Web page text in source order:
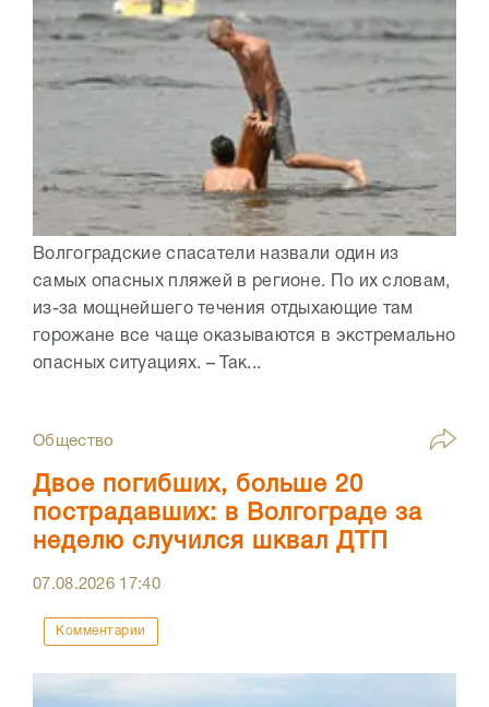
Волгоградские спасатели назвали один из
самых опасных пляжей в регионе. По их словам,
из-за мощнейшего течения отдыхающие там
горожане все чаще оказываются в экстремально
опасных ситуациях. – Так...
Общество
Двое погибших, больше 20
пострадавших: в Волгограде за
неделю случился шквал ДТП
07.08.2026 17:40
Комментарии